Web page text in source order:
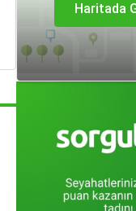
Haritada